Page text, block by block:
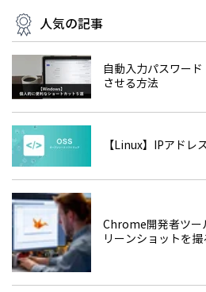
人気の記事
自動入力パスワ
させる方法
【Linux】IPアドレ
Chrome開発者ツー
リーンショットを撮